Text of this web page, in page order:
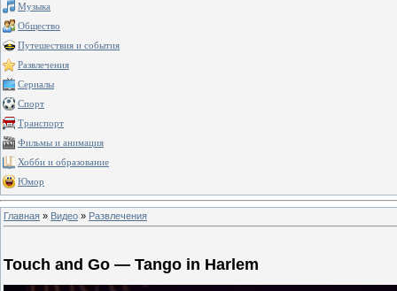
Музыка
Общество
Путешествия и события
Развлечения
Сериалы
Спорт
Транспорт
Фильмы и анимация
Хобби и образование
Юмор
Главная » Видео » Развлечения
Touch and Go — Tango in Harlem